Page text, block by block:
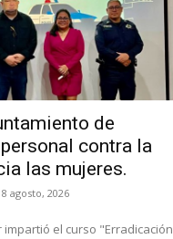
de
contra la
las mujeres.
8 agosto, 2026
el curso "Erradicación